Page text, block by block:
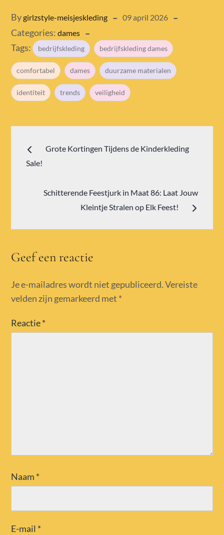
Bygirlzstyle-meisjeskleding
Posted
09 april 2026
Categories:dames
Tags: bedrijfskleding bedrijfskleding dames
comfortabel dames duurzame materialen
identiteit trends veiligheid
navigatie
Grote Kortingen Tijdens de Kinderkleding
Sale!
Schitterende Feestjurk in Maat 86: Laat Jouw
Kleintje Stralen op Elk Feest!
Geef een reactie
Je e-mailadres wordt niet gepubliceerd. Vereiste
velden zijn gemarkeerd met *
Reactie*
Naam *
E-mail *